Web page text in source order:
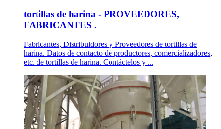
tortillas de harina - PROVEEDORES,
FABRICANTES .
Fabricantes, Distribuidores y Proveedores de tortillas de
harina. Datos de contacto de productores, comercializadores,
etc. de tortillas de harina. Contáctelos y ...